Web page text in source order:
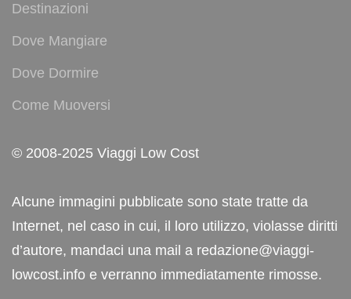
Destinazioni
Dove Mangiare
Dove Dormire
Come Muoversi
© 2008-2025 Viaggi Low Cost
Alcune immagini pubblicate sono state tratte da
Internet, nel caso in cui, il loro utilizzo, violasse diritti
d’autore, mandaci una mail a redazione@viaggi-
lowcost.info e verranno immediatamente rimosse.